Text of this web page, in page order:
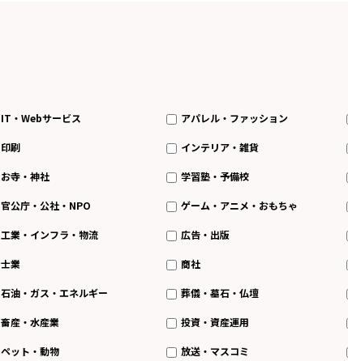
IT・Webサービス アパレル・ファッション
印刷 インテリア・雑貨
お寺・神社 学習塾・予備校
官公庁・公社・NPO ゲーム・アニメ・おもちゃ
工業・インフラ・物流 広告・出版
士業 商社
石油・ガス・エネルギー 葬儀・墓石・仏壇
畜産・水産業 投資・資産運用
ペット・動物 放送・マスコミ